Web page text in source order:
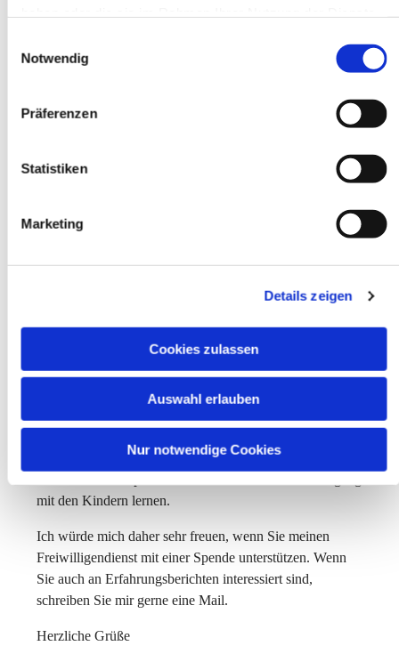
Notwendig
Präferenzen
Statistiken
Marketing
Details zeigen
Cookies zulassen
Auswahl erlauben
Nur notwendige Cookies
über das Förderprogramm des Internationalen
Mein IJFD vermittelt die Entsendeorganisation VIAe.V.
Die Gesamtkosten sind durch die Förderung bis auf 2500
€ gedeckt, normalerweise betragen die Kosten ungefähr
12 000€. In meinem Fall kommt noch ein Visum für 800€
Krankenversicherung abschließen muss.
2500€ durch einen Spenderkreis gesammelt werden.
Diese 2500€ sind für die Versicherung, Verpflegung und
vor allem auch für Vorbereitungswochen, in denen man
eine spezielle Fortbildung bekommt, wie man mit diesen
besonders verhaltens- auffälligen Kindern am besten
Konzept ist sehr besonders und deswegen kann ich auch
mit den Kindern lernen.
Ich würde mich daher sehr freuen, wenn Sie meinen
Freiwilligendienst mit einer Spende unterstützen. Wenn
Sie auch an Erfahrungsberichten interessiert sind,
schreiben Sie mir gerne eine Mail.
Herzliche Grüße